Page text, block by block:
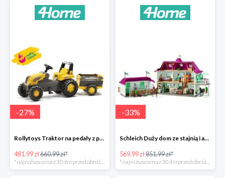
-27%
Rollytoys Traktor na pedały z przyczepą Farm Rolly Junior -27%
481.99 zł660.99 zł*
-33%
Schleich Duży dom ze stajnią i akcesoriami -33%
569.99 zł851.99 zł*